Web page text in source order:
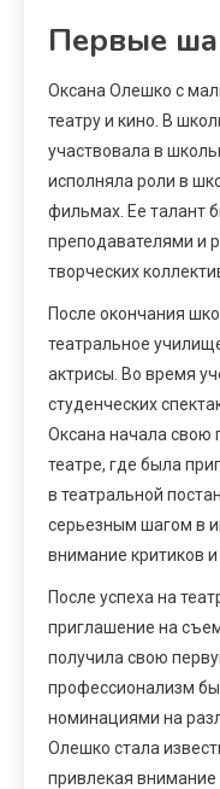
Первые
Оксана Олешко с
театру и кино. В
участвовала в
исполняла роли в
фильмах. Ее талант
преподавателями и
творческих
После окончания
театральное
актрисы. Во время
студенческих
Оксана начала свою
театре, где была
в театральной
серьезным шагом в
внимание критиков и
После успеха на
приглашение на
получила свою
профессионализм
номинациями на
Олешко стала
привлекая внимание